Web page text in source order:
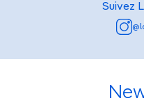
Suivez